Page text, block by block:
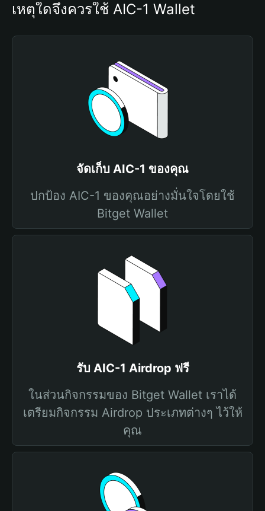
เหตุใดจึงควรใช้ AIC-1 Wallet
จัดเก็บ AIC-1 ของคุณ
ปกป้อง AIC-1 ของคุณอย่างมั่นใจโดยใช้
Bitget Wallet
รับ AIC-1 Airdrop ฟรี
ในส่วนกิจกรรมของ Bitget Wallet เราได้
เตรียมกิจกรรม Airdrop ประเภทต่างๆ ไว้ให้
คุณ